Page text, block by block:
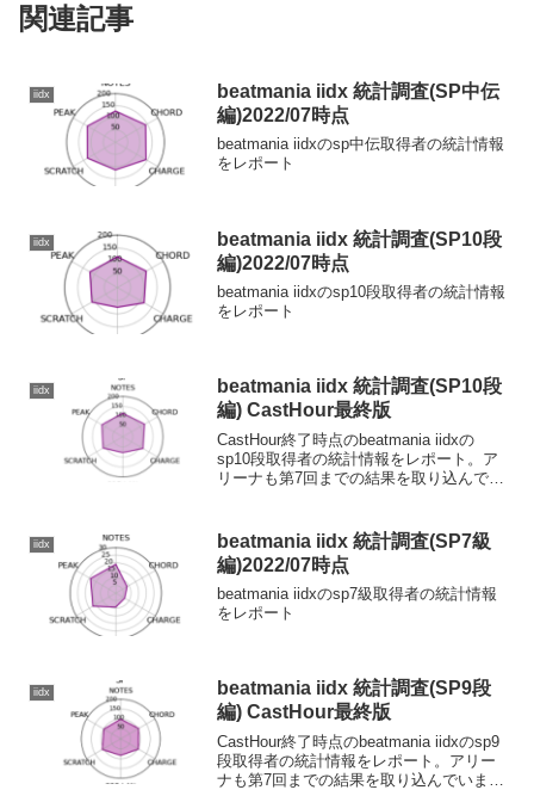
関連記事
iidx
beatmania iidx 統計調査(SP中伝
編)2022/07時点
beatmania iidxのsp中伝取得者の統計情報
をレポート
iidx
beatmania iidx 統計調査(SP10段
編)2022/07時点
beatmania iidxのsp10段取得者の統計情報
をレポート
iidx
beatmania iidx 統計調査(SP10段
編) CastHour最終版
CastHour終了時点のbeatmania iidxの
sp10段取得者の統計情報をレポート。ア
リーナも第7回までの結果を取り込んでい
iidx
beatmania iidx 統計調査(SP7級
編)2022/07時点
beatmania iidxのsp7級取得者の統計情報
をレポート
iidx
beatmania iidx 統計調査(SP9段
編) CastHour最終版
CastHour終了時点のbeatmania iidxのsp9
段取得者の統計情報をレポート。アリー
ナも第7回までの結果を取り込んでいま